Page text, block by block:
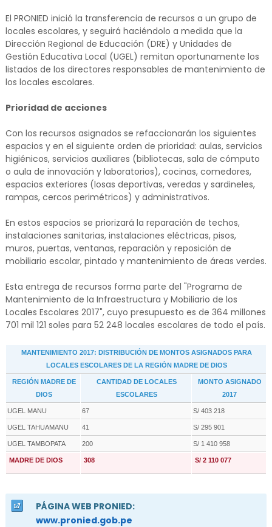
El PRONIED inició la transferencia de recursos a un grupo de
locales escolares, y seguirá haciéndolo a medida que la
Dirección Regional de Educación (DRE) y Unidades de
Gestión Educativa Local (UGEL) remitan oportunamente los
listados de los directores responsables de mantenimiento de
los locales escolares.
Prioridad de acciones
Con los recursos asignados se refaccionarán los siguientes
espacios y en el siguiente orden de prioridad: aulas, servicios
higiénicos, servicios auxiliares (bibliotecas, sala de cómputo
o aula de innovación y laboratorios), cocinas, comedores,
espacios exteriores (losas deportivas, veredas y sardineles,
rampas, cercos perimétricos) y administrativos.
En estos espacios se priorizará la reparación de techos,
instalaciones sanitarias, instalaciones eléctricas, pisos,
muros, puertas, ventanas, reparación y reposición de
mobiliario escolar, pintado y mantenimiento de áreas verdes.
Esta entrega de recursos forma parte del "Programa de
Mantenimiento de la Infraestructura y Mobiliario de los
Locales Escolares 2017", cuyo presupuesto es de 364 millones
701 mil 121 soles para 52 248 locales escolares de todo el país.
MANTENIMIENTO 2017: DISTRIBUCIÓN DE MONTOS ASIGNADOS PARA
LOCALES ESCOLARES DE LA REGIÓN MADRE DE DIOS
REGIÓN MADRE DE
DIOS
CANTIDAD DE LOCALES
ESCOLARES
MONTO ASIGNADO
2017
UGEL MANU 67 S/ 403 218
UGEL TAHUAMANU 41 S/ 295 901
UGEL TAMBOPATA 200 S/ 1 410 958
MADRE DE DIOS 308 S/ 2 110 077
PÁGINA WEB PRONIED:
www.pronied.gob.pe